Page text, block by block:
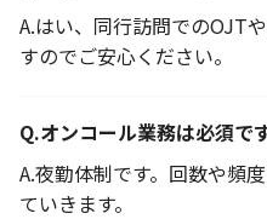
A.はい、同行訪問でのOJT
すのでご安心ください。
Q.オンコール業務は必須で
A.夜勤体制です。回数や頻
ていきます。